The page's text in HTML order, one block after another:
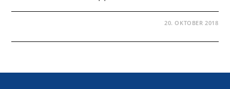
20. OKTOBER 2018